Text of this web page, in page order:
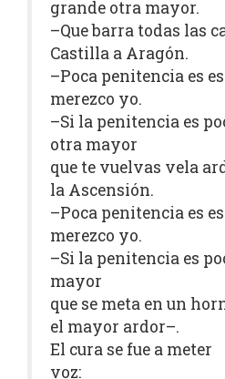
grande otra mayor.
–Que barra todas las
Castilla a Aragón.
–Poca penitencia es
merezco yo.
–Si la penitencia es
otra mayor
que te vuelvas vela
la Ascensión.
–Poca penitencia es
merezco yo.
–Si la penitencia es
mayor
que se meta en un
el mayor ardor–.
El cura se fue a
voz: